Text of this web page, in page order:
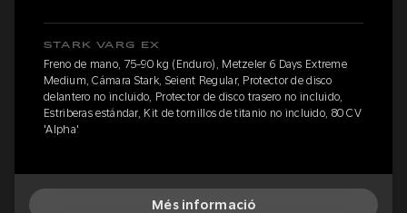
STARK VARG EX
Freno de mano, 75-90 kg (Enduro), Metzeler 6 Days Extreme
Medium, Cámara Stark, Seient Regular, Protector de disco
delantero no incluido, Protector de disco trasero no incluido,
Estriberas estándar, Kit de tornillos de titanio no incluido, 80 CV
'Alpha'
Més informació